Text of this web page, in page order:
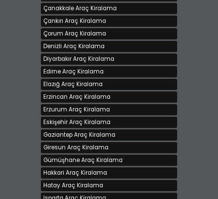
İDOL RENT A CAR FİRMA ' SINDAN KİRALIK DACİA
SANDERO
Kiralama bedeli 720 TL
Afyonkarahisar, Merkez
AKTİF OTO KİRALAMA ' DAN CHEVROLET CAMARO
Kiralama bedeli 900 TL
Çorum, Merkez
Çanakkale Araç Kiralama
Çankırı Araç Kiralama
Çorum Araç Kiralama
Denizli Araç Kiralama
Diyarbakır Araç Kiralama
Edirne Araç Kiralama
Elazığ Araç Kiralama
Erzincan Araç Kiralama
Erzurum Araç Kiralama
Eskişehir Araç Kiralama
Gaziantep Araç Kiralama
Giresun Araç Kiralama
Gümüşhane Araç Kiralama
Hakkari Araç Kiralama
Hatay Araç Kiralama